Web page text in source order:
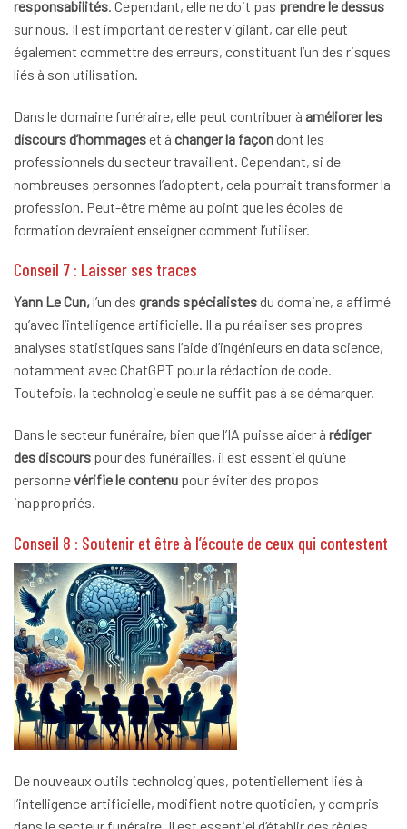
responsabilités . Cependant, elle ne doit pas prendre le dessus
sur nous. Il est important de rester vigilant, car elle peut
également commettre des erreurs, constituant l’un des risques
liés à son utilisation.
Dans le domaine funéraire, elle peut contribuer à améliorer les
discours d’hommageset à changer la façondont les
professionnels du secteur travaillent. Cependant, si de
nombreuses personnes l’adoptent, cela pourrait transformer la
profession. Peut-être même au point que les écoles de
formation devraient enseigner comment l’utiliser.
Conseil 7 : Laisser ses traces
Yann Le Cun,l’un des grands spécialistesdu domaine, a affirmé
qu’avec l’intelligence artificielle. Il a pu réaliser ses propres
analyses statistiques sans l’aide d’ingénieurs en data science,
notamment avec ChatGPT pour la rédaction de code.
Toutefois, la technologie seule ne suffit pas à se démarquer.
Dans le secteur funéraire, bien que l’IA puisse aider à rédiger
des discours pour des funérailles, il est essentiel qu’une
personnevérifie le contenu pour éviter des propos
inappropriés.
Conseil 8 : Soutenir et être à l’écoute de ceux qui contestent
De nouveaux outils technologiques, potentiellement liés à
l’intelligence artificielle, modifient notre quotidien, y compris